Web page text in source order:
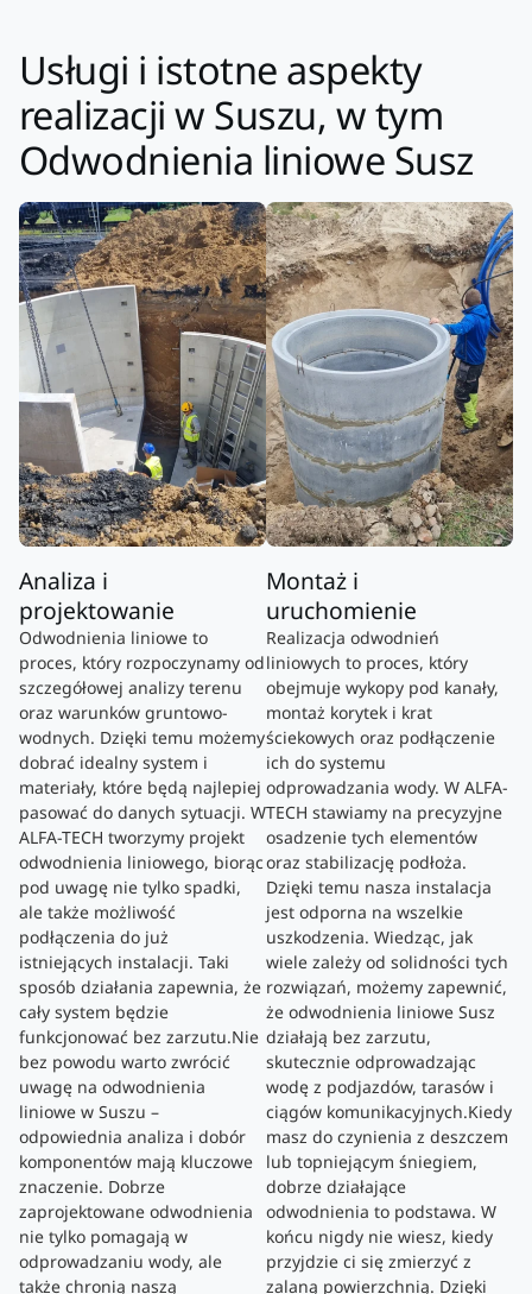
Usługi i istotne aspekty
realizacji w Suszu, w tym
Odwodnienia liniowe Susz
Analiza i
projektowanie
Odwodnienia liniowe to
proces, który rozpoczynamy od
szczegółowej analizy terenu
oraz warunków gruntowo-
wodnych. Dzięki temu możemy
dobrać idealny system i
materiały, które będą najlepiej
pasować do danych sytuacji. W
ALFA-TECH tworzymy projekt
odwodnienia liniowego, biorąc
pod uwagę nie tylko spadki,
ale także możliwość
podłączenia do już
istniejących instalacji. Taki
sposób działania zapewnia, że
cały system będzie
funkcjonować bez zarzutu.Nie
bez powodu warto zwrócić
uwagę na odwodnienia
liniowe w Suszu –
odpowiednia analiza i dobór
komponentów mają kluczowe
znaczenie. Dobrze
zaprojektowane odwodnienia
nie tylko pomagają w
odprowadzaniu wody, ale
także chronią naszą
Montaż i
uruchomienie
Realizacja odwodnień
liniowych to proces, który
obejmuje wykopy pod kanały,
montaż korytek i krat
ściekowych oraz podłączenie
ich do systemu
odprowadzania wody. W ALFA-
TECH stawiamy na precyzyjne
osadzenie tych elementów
oraz stabilizację podłoża.
Dzięki temu nasza instalacja
jest odporna na wszelkie
uszkodzenia. Wiedząc, jak
wiele zależy od solidności tych
rozwiązań, możemy zapewnić,
że odwodnienia liniowe Susz
działają bez zarzutu,
skutecznie odprowadzając
wodę z podjazdów, tarasów i
ciągów komunikacyjnych.Kiedy
masz do czynienia z deszczem
lub topniejącym śniegiem,
dobrze działające
odwodnienia to podstawa. W
końcu nigdy nie wiesz, kiedy
przyjdzie ci się zmierzyć z
zalaną powierzchnią. Dzięki